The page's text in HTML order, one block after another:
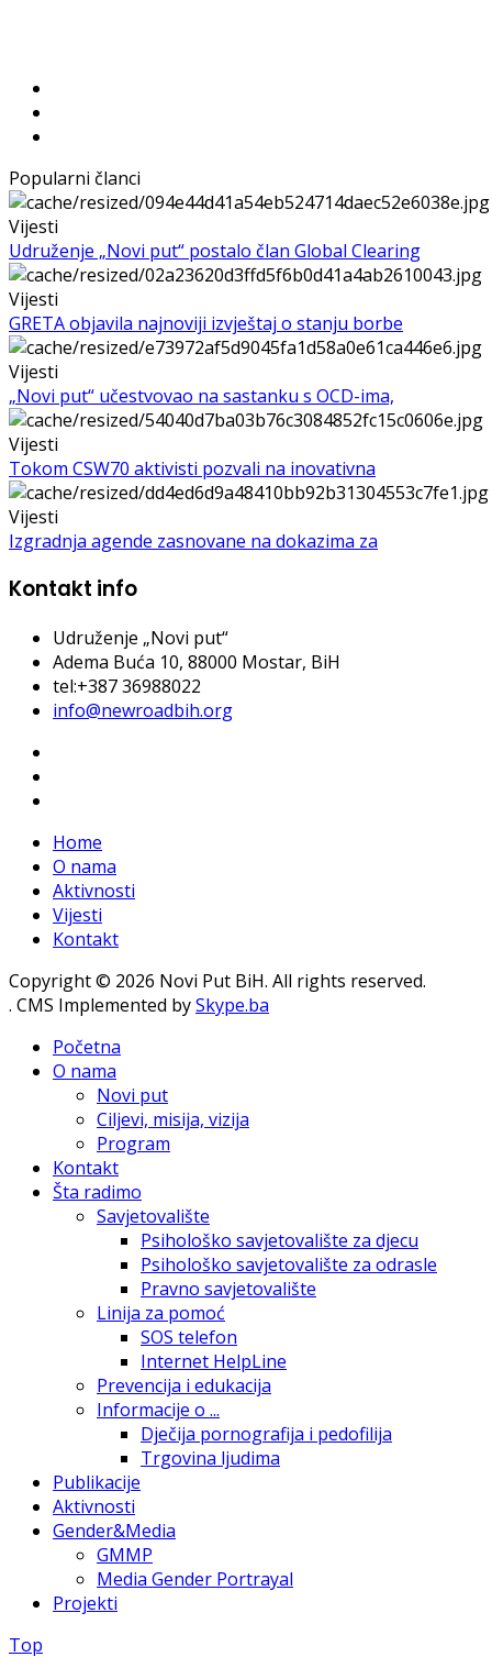
Popularni članci
Vijesti
Udruženje „Novi put“ postalo član Global Clearing
Vijesti
GRETA objavila najnoviji izvještaj o stanju borbe
Vijesti
„Novi put“ učestvovao na sastanku s OCD-ima,
Vijesti
Tokom CSW70 aktivisti pozvali na inovativna
Vijesti
Izgradnja agende zasnovane na dokazima za
Kontakt info
Udruženje „Novi put“
Adema Buća 10, 88000 Mostar, BiH
tel:+387 36988022
info@newroadbih.org
Home
O nama
Aktivnosti
Vijesti
Kontakt
Copyright © 2026 Novi Put BiH. All rights reserved.
. CMS Implemented bySkype.ba
Početna
O nama
Novi put
Ciljevi, misija, vizija
Program
Kontakt
Šta radimo
Savjetovalište
Psihološko savjetovalište za djecu
Psihološko savjetovalište za odrasle
Pravno savjetovalište
Linija za pomoć
SOS telefon
Internet HelpLine
Prevencija i edukacija
Informacije o ...
Dječija pornografija i pedofilija
Trgovina ljudima
Publikacije
Aktivnosti
Gender&Media
GMMP
Media Gender Portrayal
Projekti
Top